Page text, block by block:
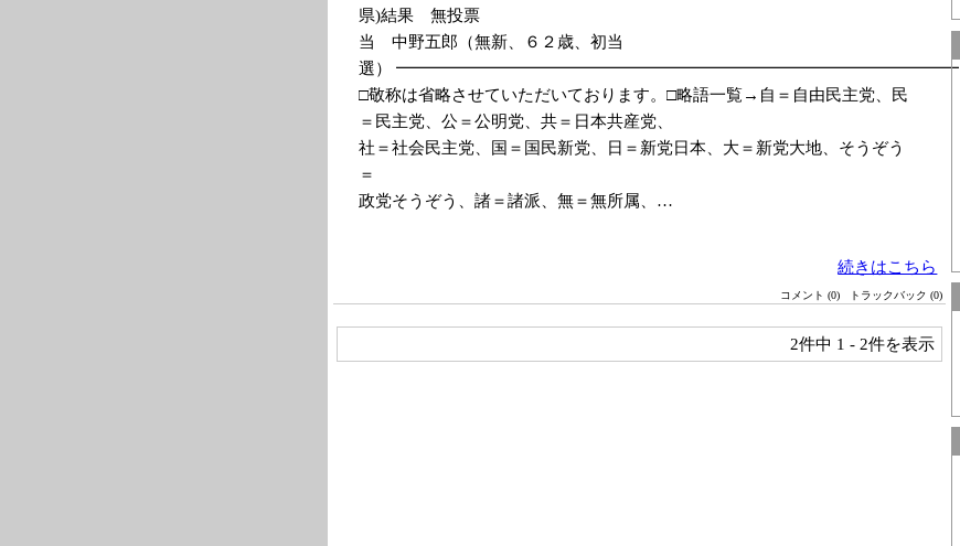
県)結果 無投票
当 中野五郎（無新、６２歳、初当
選） ━━━━━━━━━━━━━━━━━━━━━━━━━━━━━━━━━━
□敬称は省略させていただいております。□略語一覧→自＝自由民主党、民
＝民主党、公＝公明党、共＝日本共産党、
社＝社会民主党、国＝国民新党、日＝新党日本、大＝新党大地、そうぞう
＝
政党そうぞう、諸＝諸派、無＝無所属、…
続きはこちら
コメント (0) トラックバック (0)
2件中 1 - 2件を表示